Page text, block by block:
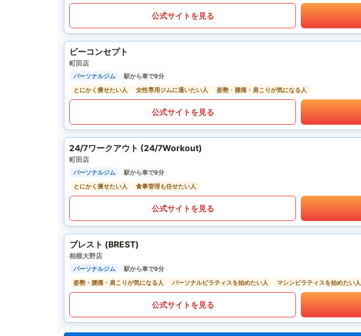
公式サイトを見る
ビーコンセプト
町田店
パーソナルジム
駅から車で9分
とにかく痩せたい人
女性専用ジムに通いたい人 姿勢・腰痛・肩こりが気になる人
公式サイトを見る
24/7ワークアウト (24/7Workout)
町田店
パーソナルジム
駅から車で9分
とにかく痩せたい人
食事管理も任せたい人
公式サイトを見る
ブレスト (BREST)
相模大野店
パーソナルジム
駅から車で9分
姿勢・腰痛・肩こりが気になる人
パーソナルピラティスを始めたい人 マシンピラティスを始めたい人
公式サイトを見る